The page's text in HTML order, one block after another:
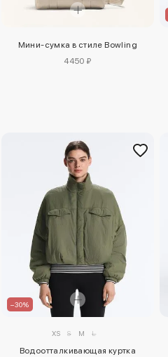
Мини-сумка в стиле Bowling
4450 ₽
–30%
XS S M L
Водоотталкивающая куртка